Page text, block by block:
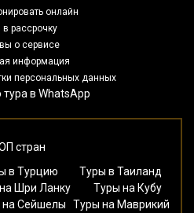
онлайн
в рассрочку
о сервисе
информация
персональных данных
в WhatsApp
стран
в Турцию
Туры в Таиланд
Шри Ланку
Туры на Кубу
на Сейшелы
Туры на Маврикий